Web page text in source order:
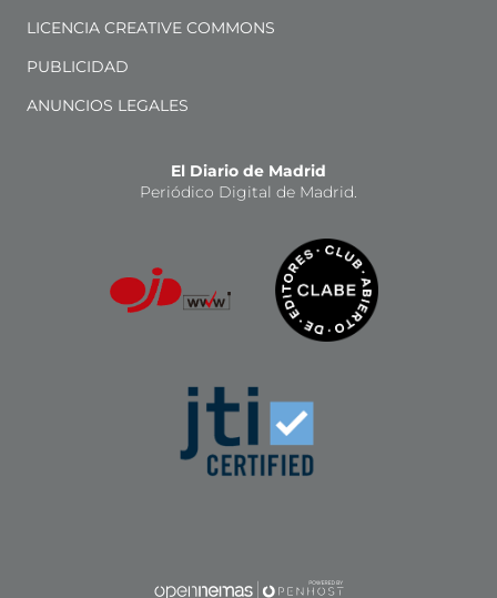
LICENCIA CREATIVE COMMONS
PUBLICIDAD
ANUNCIOS LEGALES
El Diario de Madrid
Periódico Digital de Madrid.